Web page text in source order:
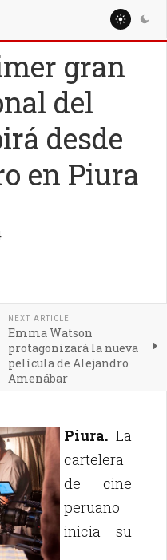
gran
del
desde
en Piura
NEXT ARTICLE
Emma Watson
protagonizará la nueva
película de Alejandro
Amenábar
Piura. La
cartelera
de cine
peruano
inicia su